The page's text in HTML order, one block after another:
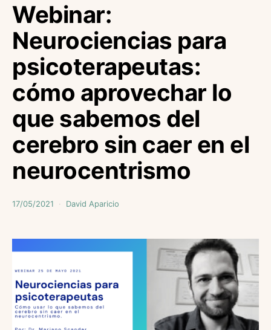
Webinar:
Neurociencias para
psicoterapeutas:
cómo aprovechar lo
que sabemos del
cerebro sin caer en el
neurocentrismo
17/05/2021 David Aparicio